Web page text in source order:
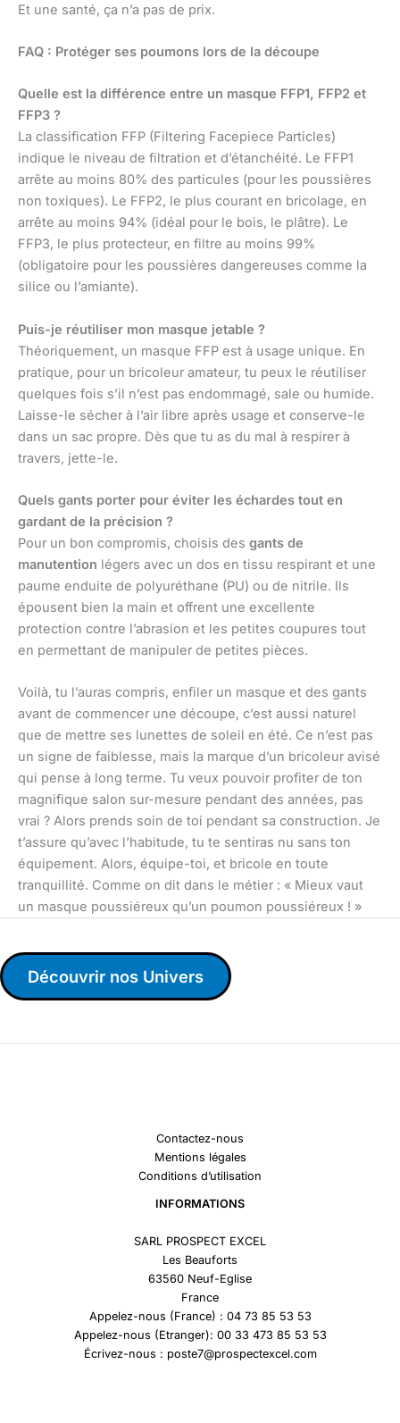
Et une santé, ça n’a pas de prix.
FAQ : Protéger ses poumons lors de la découpe
Quelle est la différence entre un masque FFP1, FFP2 et
FFP3 ?
La classification FFP (Filtering Facepiece Particles)
indique le niveau de filtration et d’étanchéité. Le FFP1
arrête au moins 80% des particules (pour les poussières
non toxiques). Le FFP2, le plus courant en bricolage, en
arrête au moins 94% (idéal pour le bois, le plâtre). Le
FFP3, le plus protecteur, en filtre au moins 99%
(obligatoire pour les poussières dangereuses comme la
silice ou l’amiante).
Puis-je réutiliser mon masque jetable ?
Théoriquement, un masque FFP est à usage unique. En
pratique, pour un bricoleur amateur, tu peux le réutiliser
quelques fois s’il n’est pas endommagé, sale ou humide.
Laisse-le sécher à l’air libre après usage et conserve-le
dans un sac propre. Dès que tu as du mal à respirer à
travers, jette-le.
Quels gants porter pour éviter les échardes tout en
gardant de la précision ?
Pour un bon compromis, choisis des gants de
manutention légers avec un dos en tissu respirant et une
paume enduite de polyuréthane (PU) ou de nitrile. Ils
épousent bien la main et offrent une excellente
protection contre l’abrasion et les petites coupures tout
en permettant de manipuler de petites pièces.
Voilà, tu l’auras compris, enfiler un masque et des gants
avant de commencer une découpe, c’est aussi naturel
que de mettre ses lunettes de soleil en été. Ce n’est pas
un signe de faiblesse, mais la marque d’un bricoleur avisé
qui pense à long terme. Tu veux pouvoir profiter de ton
magnifique salon sur-mesure pendant des années, pas
vrai ? Alors prends soin de toi pendant sa construction. Je
t’assure qu’avec l’habitude, tu te sentiras nu sans ton
équipement. Alors, équipe-toi, et bricole en toute
tranquillité. Comme on dit dans le métier : « Mieux vaut
un masque poussiéreux qu’un poumon poussiéreux ! »
Découvrir nos Univers
Contactez-nous
Mentions légales
Conditions d’utilisation
INFORMATIONS
SARL PROSPECT EXCEL
Les Beauforts
63560 Neuf-Eglise
France
Appelez-nous (France) : 04 73 85 53 53
Appelez-nous (Etranger): 00 33 473 85 53 53
Écrivez-nous : poste7@prospectexcel.com